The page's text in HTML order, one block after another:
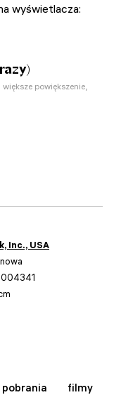
wyświetlacza:
powiększenie,
Inc., USA
pobrania
filmy